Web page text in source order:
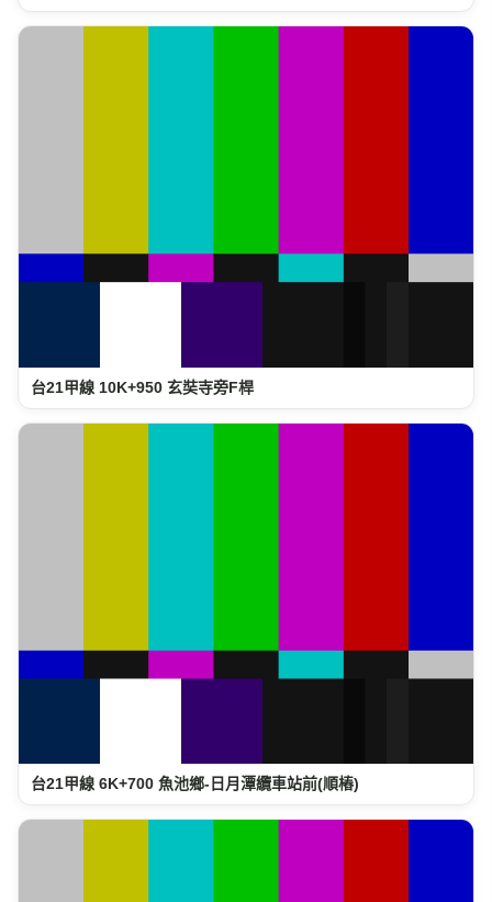
台21甲線 10K+950 玄奘寺旁F桿
台21甲線 6K+700 魚池鄉-日月潭纜車站前(順樁)